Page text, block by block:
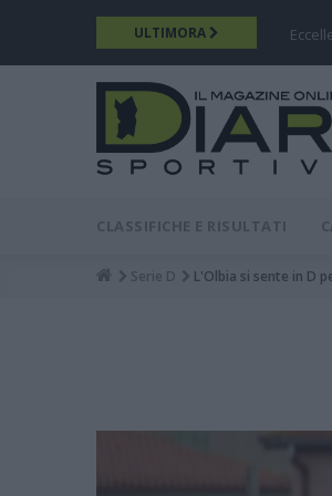
contenuto
ULTIMORA
MAIN
MENU
CLASSIFICHE E RISULTATI
Breadcrumb
Serie D L'Olbia si sente in D